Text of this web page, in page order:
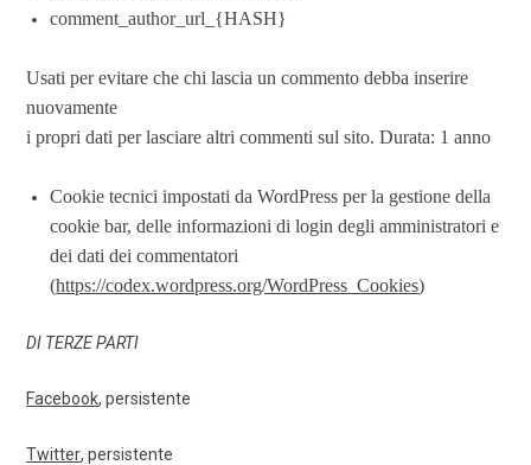
comment_author_url_{HASH}
Usati per evitare che chi lascia un commento debba inserire
nuovamente
i propri dati per lasciare altri commenti sul sito. Durata: 1 anno
Cookie tecnici impostati da WordPress per la gestione della
cookie bar, delle informazioni di login degli amministratori e
dei dati dei commentatori
(https://codex.wordpress.org/WordPress_Cookies)
DI TERZE PARTI
Facebook, persistente
Twitter, persistente